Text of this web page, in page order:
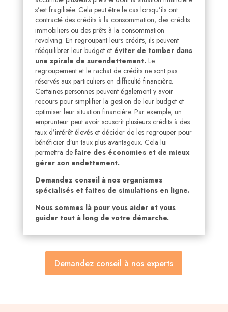
s’est fragilisée. Cela peut être le cas lorsqu’ils ont
contracté des crédits à la consommation, des crédits
immobiliers ou des prêts à la consommation
revolving. En regroupant leurs crédits, ils peuvent
rééquilibrer leur budget et éviter de tomber dans
une spirale de surendettement. Le
regroupement et le rachat de crédits ne sont pas
réservés aux particuliers en difficulté financière.
Certaines personnes peuvent également y avoir
recours pour simplifier la gestion de leur budget et
optimiser leur situation financière. Par exemple, un
emprunteur peut avoir souscrit plusieurs crédits à des
taux d’intérêt élevés et décider de les regrouper pour
bénéficier d’un taux plus avantageux. Cela lui
permettra de faire des économies et de mieux
gérer son endettement.
Demandez conseil à nos organismes
spécialisés et faites de simulations en ligne.
Nous sommes là pour vous aider et vous
guider tout à long de votre démarche.
Demandez conseil à nos experts